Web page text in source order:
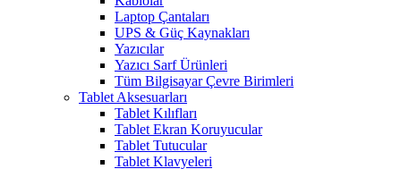
Laptop Çantaları
UPS & Güç Kaynakları
Yazıcılar
Yazıcı Sarf Ürünleri
Tüm Bilgisayar Çevre Birimleri
Tablet Aksesuarları
Tablet Kılıfları
Tablet Ekran Koruyucular
Tablet Tutucular
Tablet Klavyeleri